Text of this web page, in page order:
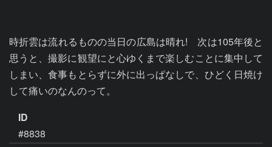
時折雲は流れるものの当日の広島は晴れ!　次は105年後と
思うと、撮影に観望にと心ゆくまで楽しむことに集中して
しまい、食事もとらずに外に出っぱなしで、ひどく日焼け
して痛いのなんのって。
ID
#8838